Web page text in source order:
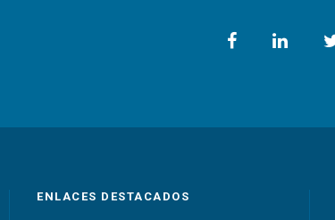
ENLACES DESTACADOS